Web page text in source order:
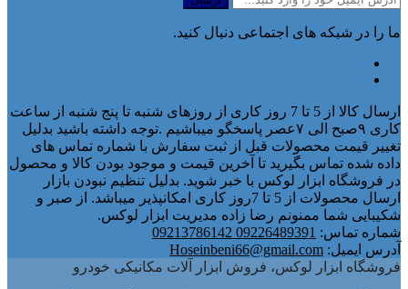
ما را در شبکه های اجتماعی دنبال کنید.
ارسال کالا از 5 تا 7 روز کاری از روزهای شنبه تا پنج شنبه از ساعت
کاری ۹صبح الی ۷عصر پاسخگو میباشیم .توجه داشته باشید بدلیل
تغییر قیمت محصولات قبل از ثبت سفارش با شماره تماس های
داده شده تماس بگیرید تا آخرین قیمت و موجود بودن کالا و محصول
در فروشگاه ابزار لوکس با خبر شوید. بدلیل تنظیم نبودن بازار
ارسال محصولات از 5 تا 7روز کاری امکانپذیر میباشد. از صبر و
شکیبایی شما ممنونم رضا زاده مدیریت ابزار لوکس.
شماره تماس: 09226489391 09213786142
آدرس ایمیل: Hoseinbeni66@gmail.com
فروشگاه ابزار لوکس، فروش ابزار آلات مکانیکی خودرو